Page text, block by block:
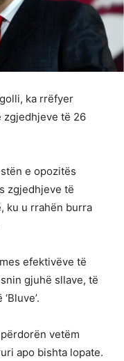
ka rrëfyer
zgjedhjeve të 26
e opozitës
zgjedhjeve të
ku u rrahën burra
efektivëve të
gjuhë sllave, të
vetëm
apo bishta lopate.